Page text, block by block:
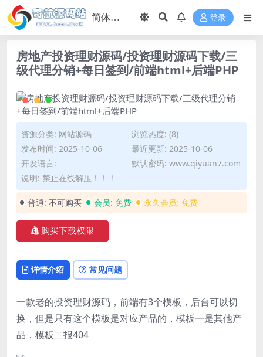
登录
房地产投资理财源码/投资理财源码下载/三
级代理分销+每日签到/前端html+后端PHP
资源分类: 网站源码
浏览热度: (8)
发布时间: 2025-10-06
最近更新: 2025-10-06
开发语言:
默认密码: www.qiyuan7.com
说明: 禁止在线解压！！！
普通: 不可购买 会员: 免费 永久会员: 免费
购买下载权限
详情介绍 常见问题
一款老的投资理财源码，前端有3个模板，后台可以切
换，但是只有这个模板是对应产品的，模板一是其他产
品，模板二报404